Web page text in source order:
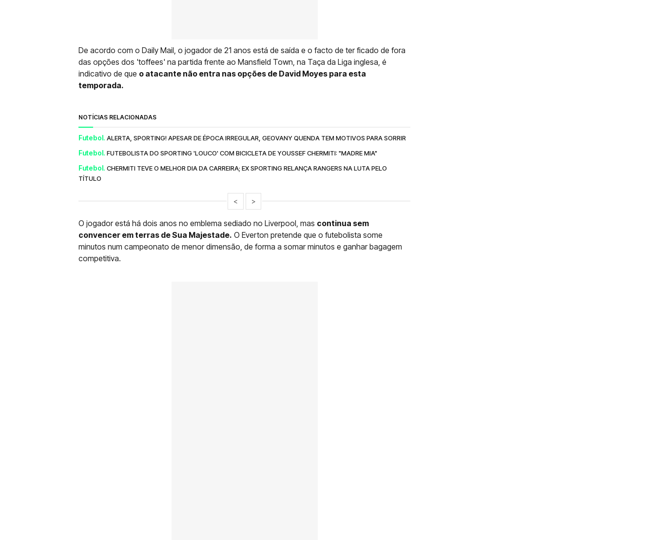
De acordo com o Daily Mail, o jogador de 21 anos está de saída e o facto de ter ficado de fora
das opções dos 'toffees' na partida frente ao Mansfield Town, na Taça da Liga inglesa, é
indicativo de que o atacante não entra nas opções de David Moyes para esta
temporada.
NOTÍCIAS RELACIONADAS
Futebol. ALERTA, SPORTING! APESAR DE ÉPOCA IRREGULAR, GEOVANY QUENDA TEM MOTIVOS PARA SORRIR
Futebol. FUTEBOLISTA DO SPORTING 'LOUCO' COM BICICLETA DE YOUSSEF CHERMITI: "MADRE MIA"
Futebol. CHERMITI TEVE O MELHOR DIA DA CARREIRA; EX SPORTING RELANÇA RANGERS NA LUTA PELO
TÍTULO
< >
O jogador está há dois anos no emblema sediado no Liverpool, mas continua sem
convencer em terras de Sua Majestade. O Everton pretende que o futebolista some
minutos num campeonato de menor dimensão, de forma a somar minutos e ganhar bagagem
competitiva.